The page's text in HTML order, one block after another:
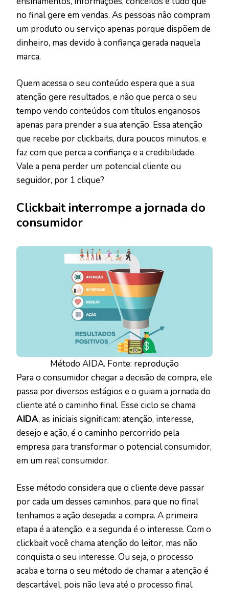
no final gere em vendas. As pessoas não compram
um produto ou serviço apenas porque dispõem de
dinheiro, mas devido à confiança gerada naquela
marca.
Quem acessa o seu conteúdo espera que a sua
atenção gere resultados, e não que perca o seu
tempo vendo conteúdos com títulos enganosos
apenas para prender a sua atenção. Essa atenção
que recebe por clickbaits, dura poucos minutos, e
faz com que perca a confiança e a credibilidade.
Vale a pena perder um potencial cliente ou
seguidor, por 1 clique?
Clickbait interrompe a jornada do
consumidor
Método AIDA. Fonte: reprodução
Para o consumidor chegar a decisão de compra, ele
passa por diversos estágios e o guiam a jornada do
cliente até o caminho final. Esse ciclo se chama
AIDA, as iniciais significam: atenção, interesse,
desejo e ação, é o caminho percorrido pela
empresa para transformar o potencial consumidor,
em um real consumidor.
Esse método considera que o cliente deve passar
por cada um desses caminhos, para que no final
tenhamos a ação desejada: a compra. A primeira
etapa é a atenção, e a segunda é o interesse. Com o
clickbait você chama atenção do leitor, mas não
conquista o seu interesse. Ou seja, o processo
acaba e torna o seu método de chamar a atenção é
descartável, pois não leva até o processo final.